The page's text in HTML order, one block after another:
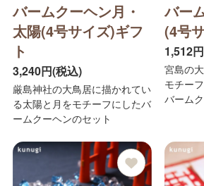
バームクーヘン月・
太陽(4号サイズ)ギフ
ト
3,240円(税込)
厳島神社の大鳥居に描かれてい
る太陽と月をモチーフにしたバ
ームクーヘンのセット
バー
(4号
1,512
宮島の
モチー
バームク